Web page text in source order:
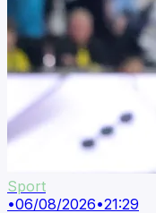
Sport
•06/08/2026•21:29